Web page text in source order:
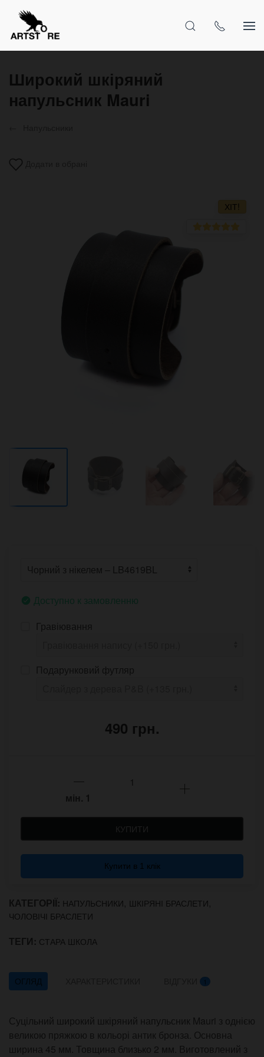
Широкий шкіряний
напульсник Mauri
ХІТ!
Доступно к замовленню
Гравіювання
Подарунковий футляр
490 грн.
мін. 1
КУПИТИ
Купити в 1 клік
КАТЕГОРІЇ: НАПУЛЬСНИКИ, ШКІРЯНІ БРАСЛЕТИ,
ЧОЛОВІЧІ БРАСЛЕТИ
ТЕГИ: СТАРА ШКОЛА
ОГЛЯД 1
Суцільний широкий шкіряний напульсник Mauri з однією
великою пряжкою в кольорі антик бронза. Основна
ширина 45 мм. Товщина близько 2 мм. Виготовлений з